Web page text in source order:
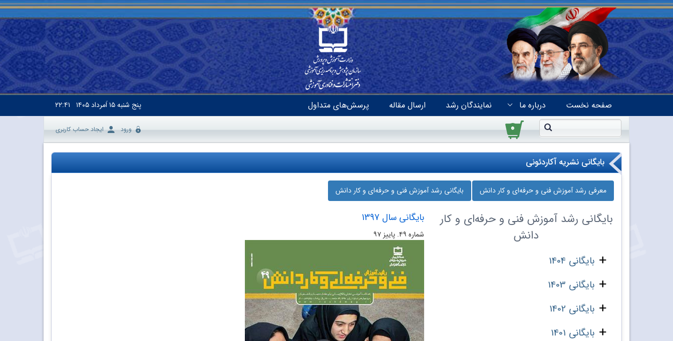
صفحه نخست درباره ما نمایندگان رشد ارسال مقاله پرسش‌های متداول پنج شنبه۱۵ اَمرداد ۱۴۰۵ ۲۲:۴۱
۰ ورود ایجاد حساب کاربری
بایگانی نشریه آکاردئونی
معرفی رشد آموزش فنی و حرفه‌ای و کار دانش بایگانی رشد آموزش فنی و حرفه‌ای و کار دانش
بایگانی رشد آموزش فنی و حرفه‌ای و کار
دانش
بایگانی 1404
بایگانی 1403
بایگانی 1402
بایگانی 1401
بایگانی سال 1397
شماره ۴۹. پاییز ۹۷